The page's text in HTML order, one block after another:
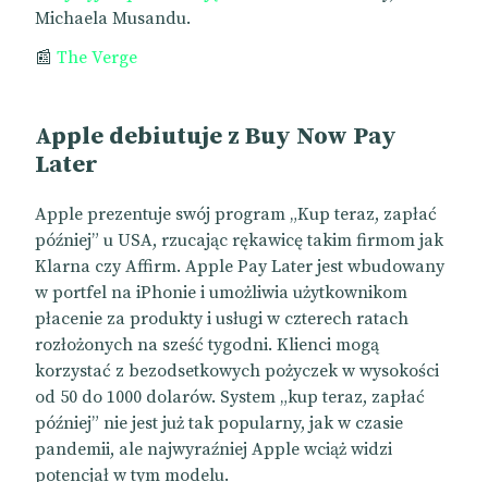
Michaela Musandu.
📰 The Verge
Apple debiutuje z Buy Now Pay
Later
Apple prezentuje swój program „Kup teraz, zapłać
później” u USA, rzucając rękawicę takim firmom jak
Klarna czy Affirm. Apple Pay Later jest wbudowany
w portfel na iPhonie i umożliwia użytkownikom
płacenie za produkty i usługi w czterech ratach
rozłożonych na sześć tygodni. Klienci mogą
korzystać z bezodsetkowych pożyczek w wysokości
od 50 do 1000 dolarów. System „kup teraz, zapłać
później” nie jest już tak popularny, jak w czasie
pandemii, ale najwyraźniej Apple wciąż widzi
potencjał w tym modelu.